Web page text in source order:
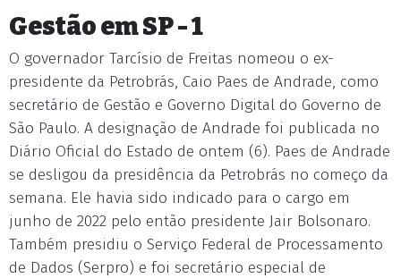
Gestão em SP - 1
O governador Tarcísio de Freitas nomeou o ex-
presidente da Petrobrás, Caio Paes de Andrade, como
secretário de Gestão e Governo Digital do Governo de
São Paulo. A designação de Andrade foi publicada no
Diário Oficial do Estado de ontem (6). Paes de Andrade
se desligou da presidência da Petrobrás no começo da
semana. Ele havia sido indicado para o cargo em
junho de 2022 pelo então presidente Jair Bolsonaro.
Também presidiu o Serviço Federal de Processamento
de Dados (Serpro) e foi secretário especial de